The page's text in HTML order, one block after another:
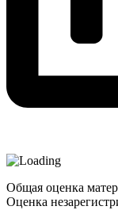
Общая оценка
Оценка